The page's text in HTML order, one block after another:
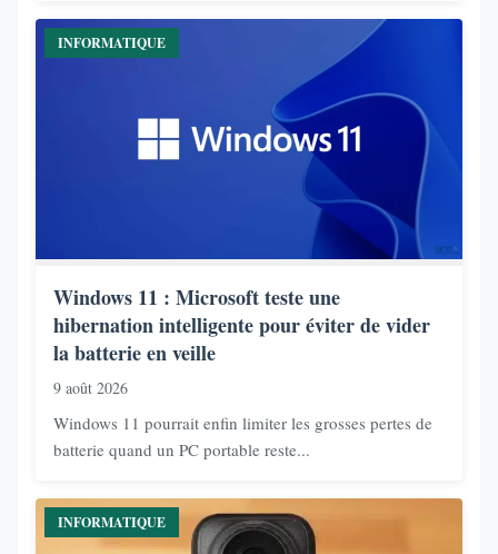
INFORMATIQUE
Windows 11 : Microsoft teste une
hibernation intelligente pour éviter de vider
la batterie en veille
9 août 2026
Windows 11 pourrait enfin limiter les grosses pertes de
batterie quand un PC portable reste...
INFORMATIQUE